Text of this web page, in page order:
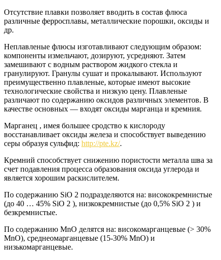
Отсутствие плавки позволяет вводить в состав флюса
различные ферросплавы, металлические порошки, оксиды и
др.
Неплавленые флюсы изготавливают следующим образом:
компоненты измельчают, дозируют, усредняют. Затем
замешивают с водным раствором жидкого стекла и
гранулируют. Гранулы сушат и прокалывают. Используют
преимущественно плавленые, которые имеют высокие
технологические свойства и низкую цену. Плавленые
различают по содержанию оксидов различных элементов. В
качестве основных — входят оксиды марганца и кремния.
Марганец , имея большее сродство к кислороду
восстанавливает оксиды железа и способствует выведению
серы образуя сульфид: http://pte.kz/.
Кремний способствует снижению пористости металла шва за
счет подавления процесса образования оксида углерода и
является хорошим раскислителем.
По содержанию SiO 2 подразделяются на: висококремнистые
(до 40 … 45% SiO 2 ), низкокремнистые (до 0,5% SiO 2 ) и
безкремнистые.
По содержанию MnO делятся на: високомарганцевые (> 30%
MnO), среднеомарганцевые (15-30% MnO) и
низькомарганцевые.